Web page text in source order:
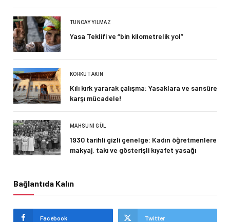
TUNCAY YILMAZ
Yasa Teklifi ve “bin kilometrelik yol”
KORKUT AKIN
Kılı kırk yararak çalışma: Yasaklara ve sansüre
karşı mücadele!
MAHSUNI GÜL
1930 tarihli gizli genelge: Kadın öğretmenlere
makyaj, takı ve gösterişli kıyafet yasağı
Bağlantıda Kalın
Facebook Twitter